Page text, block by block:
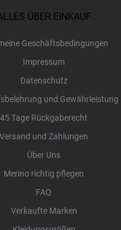
ÜBER EINKAUF
Geschäftsbedingungen
Impressum
Datenschutz
und Gewährleistung
45 Tage Rückgaberecht
Versand und Zahlungen
Über Uns
Merino richtig pflegen
FAQ
Verkaufte Marken